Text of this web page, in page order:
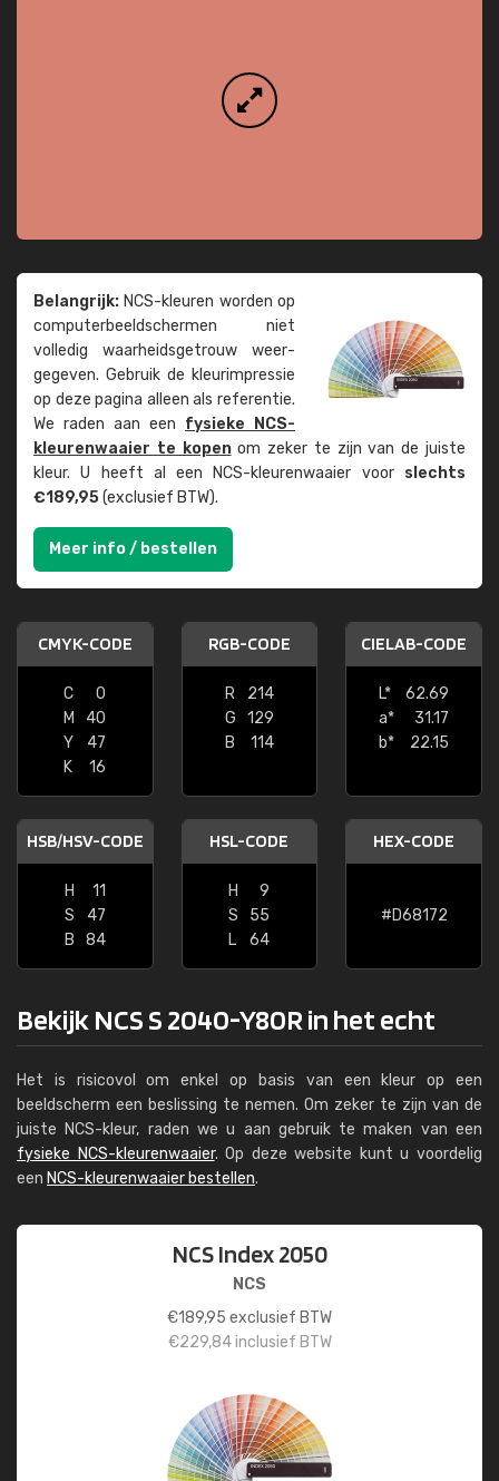
Belangrijk: NCS-kleuren worden op
computer­beeld­schermen niet
volledig waarheids­­getrouw weer­
gegeven. Gebruik de kleur­impressie
op deze pagina alleen als referentie.
We raden aan een fysieke NCS-
kleuren­waaier te kopenom zeker te zijn van de juiste
kleur. U heeft al een NCS-kleuren­waaier voor slechts
€189,95(exclusief BTW).
Meer info / bestellen
CMYK-CODE
C
0
M
40
Y
47
K
16
RGB-CODE
R
214
G
129
B
114
CIELAB-CODE
L*
62.69
a*
31.17
b*
22.15
HSB/HSV-CODE
H
11
S
47
B
84
HSL-CODE
H
9
S
55
L
64
HEX-CODE
#D68172
Bekijk NCS S 2040-Y80R in het echt
Het is risicovol om enkel op basis van een kleur op een
beeldscherm een beslissing te nemen. Om zeker te zijn van de
juiste NCS-kleur, raden we u aan gebruik te maken van een
fysieke NCS-kleurenwaaier. Op deze website kunt u voordelig
een NCS-kleurenwaaier bestellen.
NCS Index 2050
NCS
€189,95 exclusief BTW
€229,84inclusief BTW